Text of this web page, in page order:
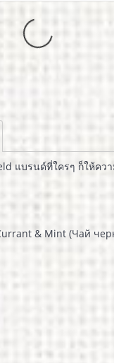
แบรนด์ที่ใครๆ ก็ให้ค
& Mint (Чай